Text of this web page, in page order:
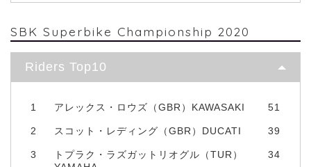
SBK Superbike Championship 2020
Riders Top10
1 アレックス・ロウズ（GBR）KAWASAKI 51
2 スコット・レディング（GBR）DUCATI 39
3
トプラク・ラズガットリオグル（TUR）
34